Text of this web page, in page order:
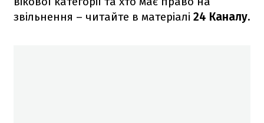
звільнення – читайте в матеріалі 24 Каналу.